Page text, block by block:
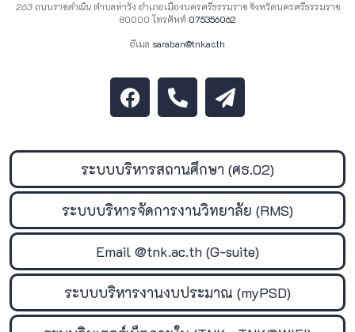
263ถนนราชดำเนินตำบลท่าวัง อำเภอเมืองนครศรีธรรมราช จังหวัดนครศรีธรรมราช
80000 โทรศัพท์ 075356062
อีเมล saraban@tnk.ac.th
ระบบบริหารสถานศึกษา (ศธ.02)
ระบบบริหารจัดการงานวิทยาลัย (RMS)
Email @tnk.ac.th (G-suite)
ระบบบริหารงานงบประมาณ (myPSD)